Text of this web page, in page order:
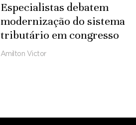
Especialistas debatem
modernização do sistema
tributário em congresso
Amilton Victor